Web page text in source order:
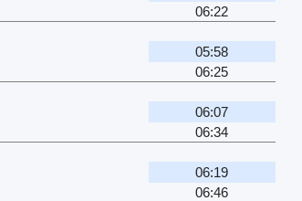
06:22
05:58
06:25
06:07
06:34
06:19
06:46